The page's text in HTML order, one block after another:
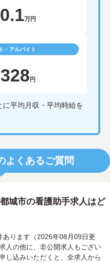
万円
・アルバイト
円
平均月収・平均時給を
よくあるご質問
城市の看護助手求人はど
ります（2026年08月09日更
人の他に、非公開求人もござい
し込みいただくと、全求人から